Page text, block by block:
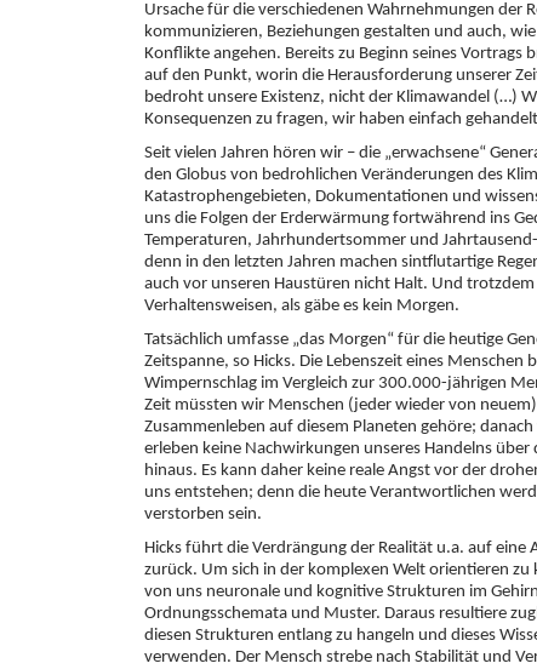
Ursache für die verschiedenen Wahrnehmungen der
kommunizieren, Beziehungen gestalten und auch,
Konflikte angehen. Bereits zu Beginn seines Vortrags
auf den Punkt, worin die Herausforderung unserer
bedroht unsere Existenz, nicht der Klimawandel (…)
Konsequenzen zu fragen, wir haben einfach
Seit vielen Jahren hören wir – die „erwachsene“
den Globus von bedrohlichen Veränderungen des
Katastrophengebieten, Dokumentationen und
uns die Folgen der Erderwärmung fortwährend ins
Temperaturen, Jahrhundertsommer und
denn in den letzten Jahren machen sintflutartige
auch vor unseren Haustüren nicht Halt. Und
Verhaltensweisen, als gäbe es kein Morgen.
Tatsächlich umfasse „das Morgen“ für die heutige
Zeitspanne, so Hicks. Die Lebenszeit eines Menschen
Wimpernschlag im Vergleich zur 300.000-jährigen
Zeit müssten wir Menschen (jeder wieder von
Zusammenleben auf diesem Planeten gehöre;
erleben keine Nachwirkungen unseres Handelns über
hinaus. Es kann daher keine reale Angst vor der
uns entstehen; denn die heute Verantwortlichen
verstorben sein.
Hicks führt die Verdrängung der Realität u.a. auf eine
zurück. Um sich in der komplexen Welt orientieren
von uns neuronale und kognitive Strukturen im
Ordnungsschemata und Muster. Daraus resultiere
diesen Strukturen entlang zu hangeln und dieses
verwenden. Der Mensch strebe nach Stabilität und